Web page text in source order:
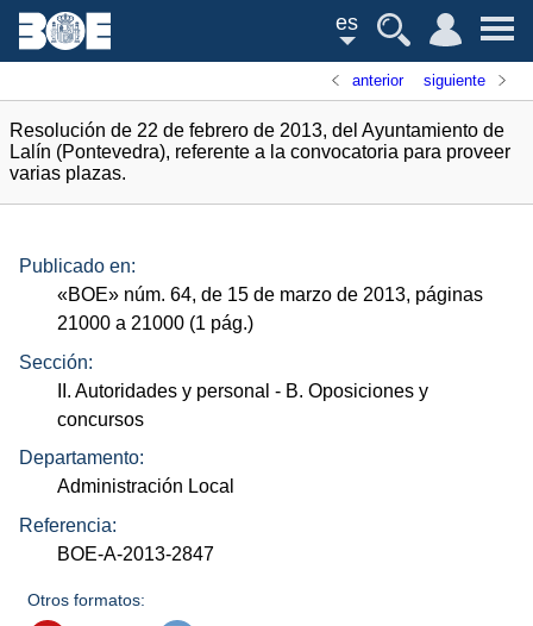
es
anterior siguiente
Resolución de 22 de febrero de 2013, del Ayuntamiento de
Lalín (Pontevedra), referente a la convocatoria para proveer
varias plazas.
Publicado en:
«BOE» núm. 64, de 15 de marzo de 2013, páginas
21000 a 21000 (1 pág.)
Sección:
II. Autoridades y personal - B. Oposiciones y
concursos
Departamento:
Administración Local
Referencia:
BOE-A-2013-2847
Otros formatos: